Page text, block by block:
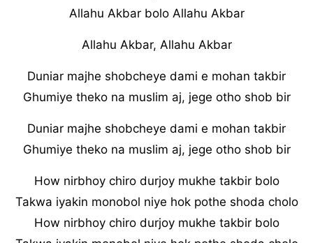
Allahu Akbar bolo Allahu Akbar
Allahu Akbar, Allahu Akbar
Duniar majhe shobcheye dami e mohan takbir
Ghumiye theko na muslim aj, jege otho shob bir
Duniar majhe shobcheye dami e mohan takbir
Ghumiye theko na muslim aj, jege otho shob bir
How nirbhoy chiro durjoy mukhe takbir bolo
Takwa iyakin monobol niye hok pothe shoda cholo
How nirbhoy chiro durjoy mukhe takbir bolo